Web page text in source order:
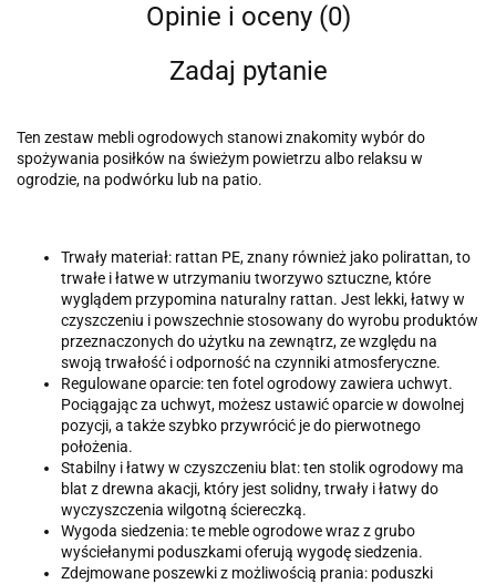
Opinie i oceny (0)
Zadaj pytanie
Ten zestaw mebli ogrodowych stanowi znakomity wybór do
spożywania posiłków na świeżym powietrzu albo relaksu w
ogrodzie, na podwórku lub na patio.
Trwały materiał: rattan PE, znany również jako polirattan, to
trwałe i łatwe w utrzymaniu tworzywo sztuczne, które
wyglądem przypomina naturalny rattan. Jest lekki, łatwy w
czyszczeniu i powszechnie stosowany do wyrobu produktów
przeznaczonych do użytku na zewnątrz, ze względu na
swoją trwałość i odporność na czynniki atmosferyczne.
Regulowane oparcie: ten fotel ogrodowy zawiera uchwyt.
Pociągając za uchwyt, możesz ustawić oparcie w dowolnej
pozycji, a także szybko przywrócić je do pierwotnego
położenia.
Stabilny i łatwy w czyszczeniu blat: ten stolik ogrodowy ma
blat z drewna akacji, który jest solidny, trwały i łatwy do
wyczyszczenia wilgotną ściereczką.
Wygoda siedzenia: te meble ogrodowe wraz z grubo
wyściełanymi poduszkami oferują wygodę siedzenia.
Zdejmowane poszewki z możliwością prania: poduszki